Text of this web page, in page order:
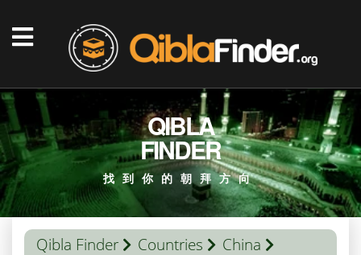
QIBLA
FINDER
找到你的朝拜方向
Qibla Finder Countries
China